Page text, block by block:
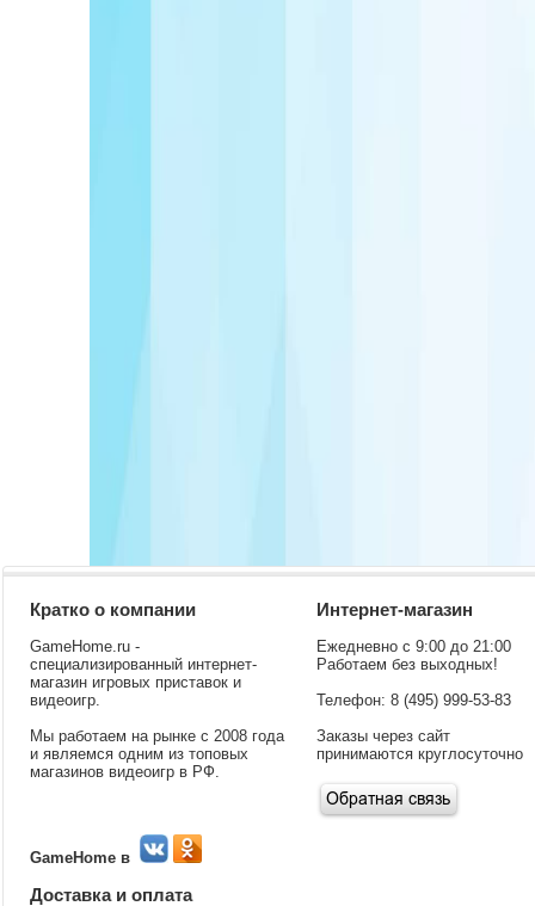
Кратко о компании
GameHome.ru -
специализированный интернет-
магазин игровых приставок и
видеоигр.
Мы работаем на рынке с 2008 года
и являемся одним из топовых
магазинов видеоигр в РФ.
GameHome в
Интернет-магазин
Ежедневно с 9:00 до 21:00
Работаем без выходных!
Телефон: 8 (495) 999-53-83
Заказы через сайт
принимаются круглосуточно
Доставка и оплата